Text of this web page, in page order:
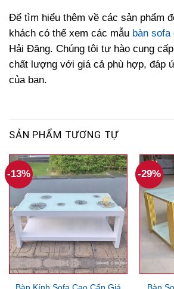
Để tìm hiểu thêm về các sản phẩm
khách có thể xem các mẫu bàn sofa
Hải Đăng. Chúng tôi tự hào cung
chất lượng với giá cả phù hợp, đáp
của bạn.
SẢN PHẨM TƯƠNG TỰ
-13%
Bàn Kính Sofa Cao Cấp Giá
-29%
Bàn